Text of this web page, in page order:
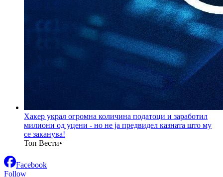
Хакер украл огромна количина податоци и заработил
милиони од уцени - но не ја предвидел казната што му
се заканува!
Топ Вести•
Facebook
Follow